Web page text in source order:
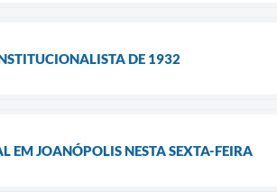
DE 1932
EM JOANÓPOLIS NESTA SEXTA-FEIRA